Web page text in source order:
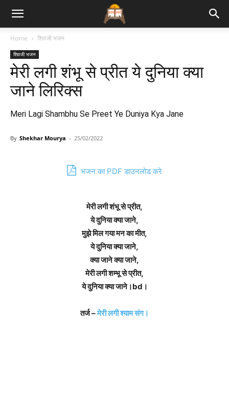
Bhajan
Lyrics
Home शिवजी भजन
शिवजी भजन
मेरी लगी शंभू से प्रीत ये दुनिया क्या
जाने लिरिक्स
Meri Lagi Shambhu Se Preet Ye Duniya Kya Jane
By Shekhar Mourya - 25/02/2022
भजन का PDF डाउनलोड करे
मेरी लगी शंभू से प्रीत,
ये दुनिया क्या जाने,
मुझे मिल गया मन का मीत,
ये दुनिया क्या जाने,
क्या जाने क्या जाने,
मेरी लगी शम्भू से प्रीत,
ये दुनिया क्या जाने।bd।
तर्ज –मेरी लगी श्याम संग।